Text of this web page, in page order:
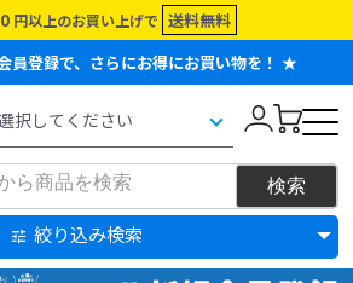
円以上のお買い上げで 送料無料
員登録で、さらにお得にお買い物を！ ★
絞り込み検索